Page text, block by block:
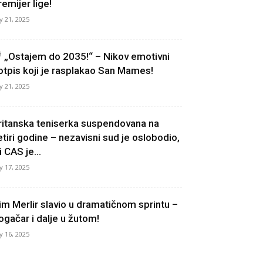
lige!
21, 2025
„Ostajem do 2035!“ – Nikov emotivni
koji je rasplakao San Mames!
21, 2025
teniserka suspendovana na
godine – nezavisni sud je oslobodio,
CAS je...
17, 2025
Merlir slavio u dramatičnom sprintu –
i dalje u žutom!
16, 2025